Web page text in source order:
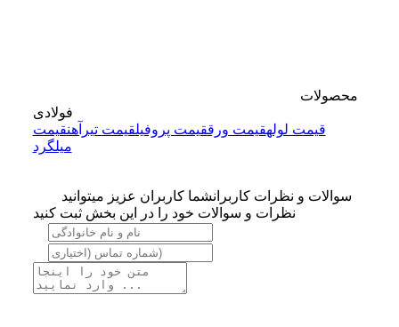
محصولات
فولادی
قیمت لولهقیمت ورققیمت پروفیلقیمت تیرآهنقیمت
میلگرد
سوالات و نظرات کاربرانشما کاربران عزیز میتوانید
نظرات و سوالات خود را در این بخش ثبت کنید